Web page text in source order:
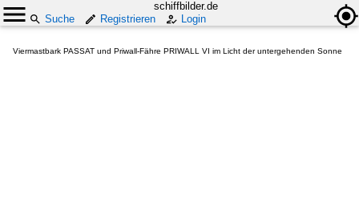
schiffbilder.de
Suche
Registrieren Login
Viermastbark PASSAT und Priwall-Fähre PRIWALL VI im Licht der untergehenden Sonne